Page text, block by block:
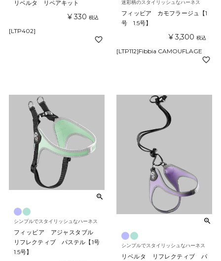
リベルタ リペアキット
¥ 330 税込
[LTP402]
迷彩柄のスタイリッシュなハーネス
フィッビア カモフラージュ【1
号 1.5号】
¥ 3,300 税込
[LTP112]Fibbia CAMOUFLAGE
シンプルでスタイリッシュなハーネス
フィッビア アジャスタブル
リフレクティブ パステル【1号
1.5号】
シンプルでスタイリッシュなハーネス
リベルタ リフレクティブ パ